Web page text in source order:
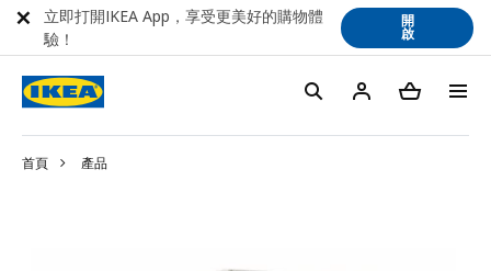
首頁 產品
立即打開IKEA App，享受更美好的購物體
驗！
開
啟